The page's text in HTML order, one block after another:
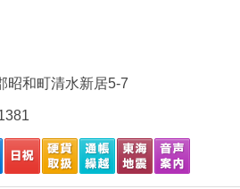
昭和町清水新居5-7